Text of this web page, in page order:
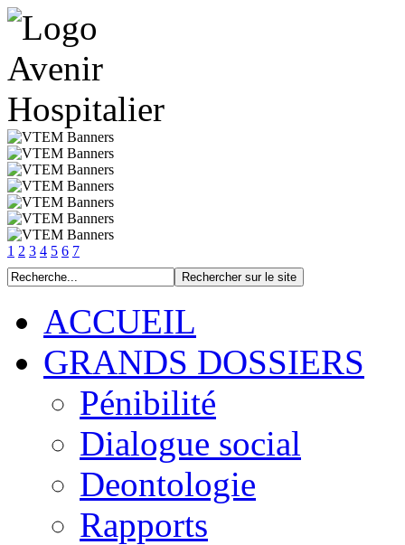
1 2 3 4 5 6 7
ACCUEIL
GRANDS DOSSIERS
Pénibilité
Dialogue social
Deontologie
Rapports